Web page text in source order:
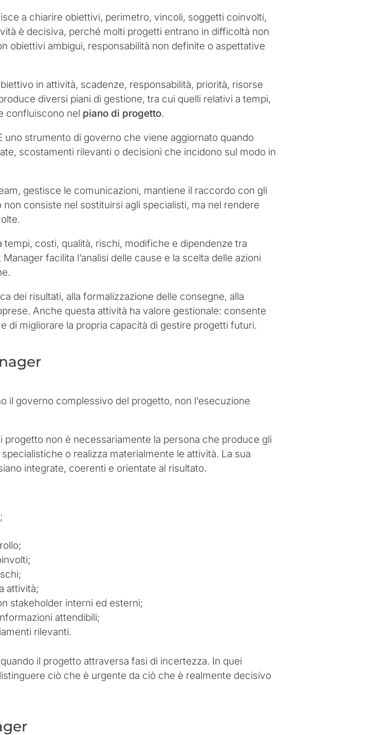
a chiarire obiettivi, perimetro, vincoli, soggetti coinvolti,
è decisiva, perché molti progetti entrano in difficoltà non
obiettivi ambigui, responsabilità non definite o aspettative
in attività, scadenze, responsabilità, priorità, risorse
diversi piani di gestione, tra cui quelli relativi a tempi,
confluiscono nel piano di progetto.
strumento di governo che viene aggiornato quando
scostamenti rilevanti o decisioni che incidono sul modo in
gestisce le comunicazioni, mantiene il raccordo con gli
consiste nel sostituirsi agli specialisti, ma nel rendere
costi, qualità, rischi, modifiche e dipendenze tra
facilita l’analisi delle cause e la scelta delle azioni
dei risultati, alla formalizzazione delle consegne, alla
Anche questa attività ha valore gestionale: consente
di migliorare la propria capacità di gestire progetti futuri.
il governo complessivo del progetto, non l’esecuzione
non è necessariamente la persona che produce gli
o realizza materialmente le attività. La sua
integrate, coerenti e orientate al risultato.
attività;
stakeholder interni ed esterni;
attendibili;
rilevanti.
il progetto attraversa fasi di incertezza. In quei
ciò che è urgente da ciò che è realmente decisivo